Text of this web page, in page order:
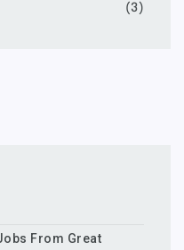
(3)
From Great